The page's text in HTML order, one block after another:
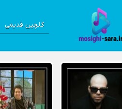
گلچین قدیمی